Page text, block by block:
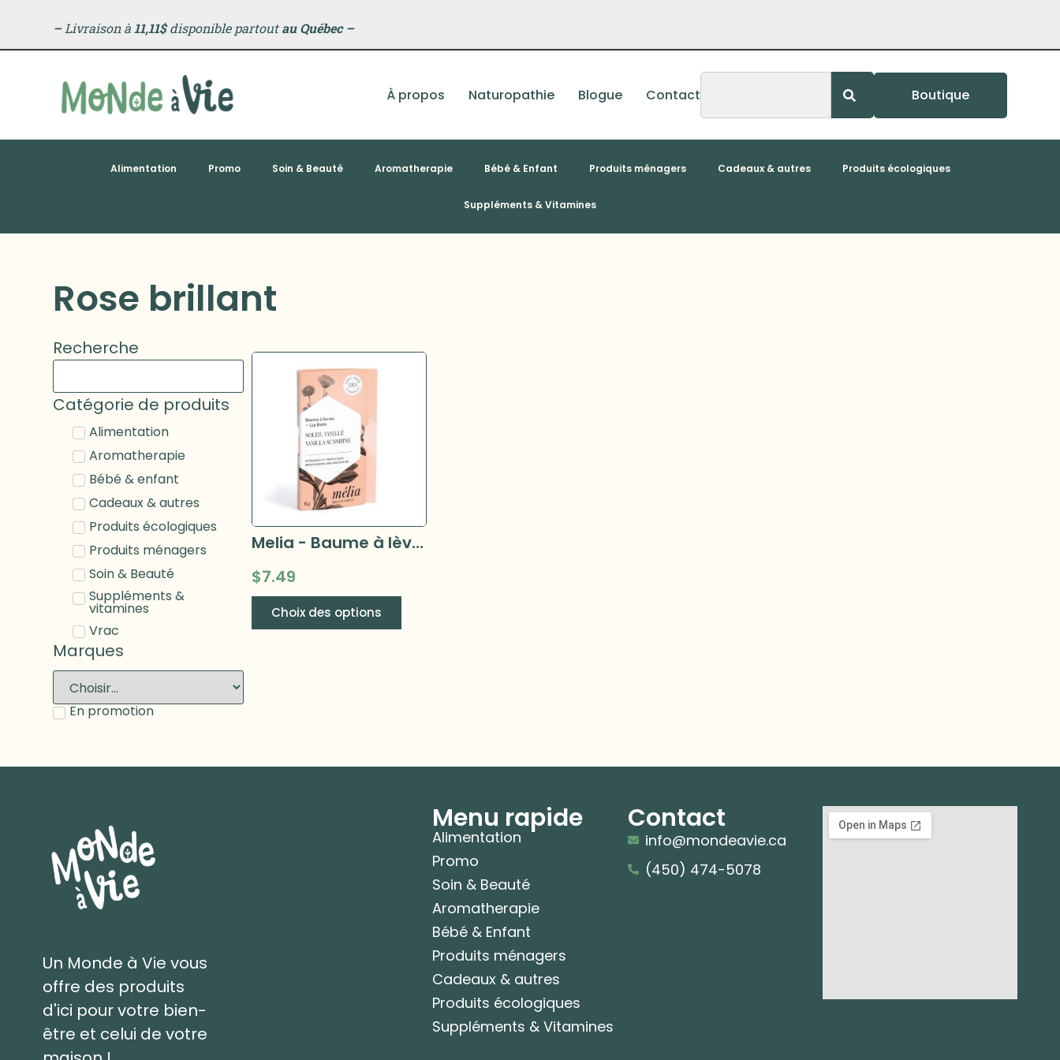
–Livraison à 11,11$disponible partoutau Québec –
À propos Naturopathie Blogue Contact Boutique
Alimentation Promo Soin & Beauté Aromatherapie Bébé & Enfant Produits ménagers Cadeaux & autres Produits écologiques
Suppléments & Vitamines
Rose brillant
Recherche
Catégorie de produits
Alimentation
Aromatherapie
Bébé & enfant
Cadeaux & autres
Produits écologiques
Produits ménagers
Soin & Beauté
Suppléments &
vitamines
Vrac
Marques
En promotion
Melia - Baume à lèvres 6g
$7.49
Choix des options
Un Monde à Vie vous
offre des produits
d'ici pour votre bien-
être et celui de votre
Menu rapide
Alimentation
Promo
Soin & Beauté
Aromatherapie
Bébé & Enfant
Produits ménagers
Cadeaux & autres
Produits écologiques
Suppléments & Vitamines
Contact
info@mondeavie.ca
(450) 474-5078